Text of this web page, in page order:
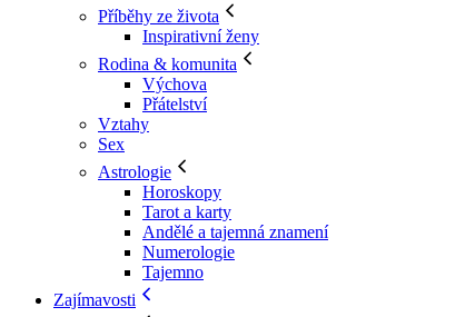
Příběhy ze života
Inspirativní ženy
Rodina & komunita
Výchova
Přátelství
Vztahy
Sex
Astrologie
Horoskopy
Tarot a karty
Andělé a tajemná znamení
Numerologie
Tajemno
Zajímavosti